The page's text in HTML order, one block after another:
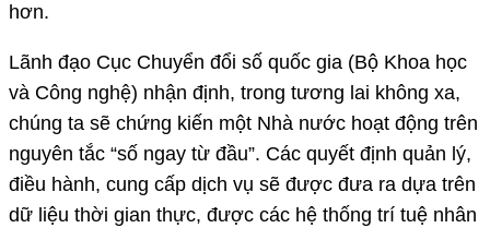
hơn.
Lãnh đạo Cục Chuyển đổi số quốc gia (Bộ Khoa học
và Công nghệ) nhận định, trong tương lai không xa,
chúng ta sẽ chứng kiến một Nhà nước hoạt động trên
nguyên tắc “số ngay từ đầu”. Các quyết định quản lý,
điều hành, cung cấp dịch vụ sẽ được đưa ra dựa trên
dữ liệu thời gian thực, được các hệ thống trí tuệ nhân